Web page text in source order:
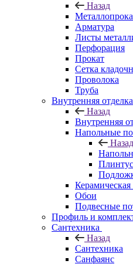
Назад
Арматура
Листы
Перфорация
Прокат
Сетка
Проволока
Труба
Внутренняя отделка
Назад
Внутренняя
Напольные
Назад
Керамическая
Обои
Подвесные
Профиль и
Сантехника
Назад
Сантехника
Санфаянс